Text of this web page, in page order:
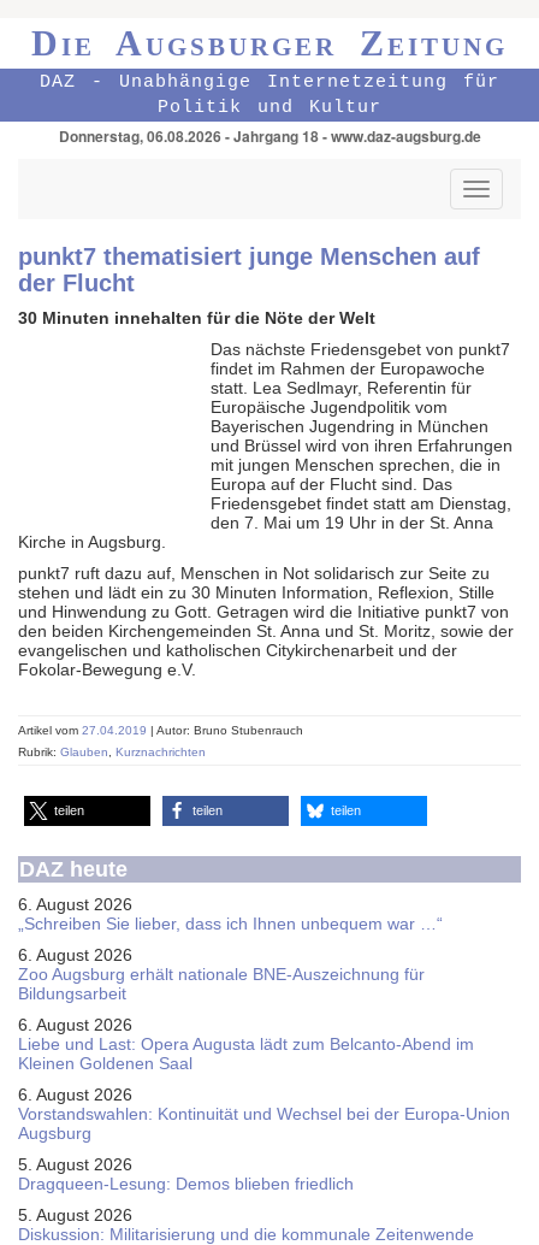
Die Augsburger Zeitung
DAZ - Unabhängige Internetzeitung für
Politik und Kultur
Donnerstag, 06.08.2026 - Jahrgang 18 - www.daz-augsburg.de
Toggle
punkt7 thematisiert junge Menschen auf
der Flucht
30 Minuten innehalten für die Nöte der Welt
Das nächste Friedensgebet von punkt7
findet im Rahmen der Europawoche
statt. Lea Sedlmayr, Referentin für
Europäische Jugendpolitik vom
Bayerischen Jugendring in München
und Brüssel wird von ihren Erfahrungen
mit jungen Menschen sprechen, die in
Europa auf der Flucht sind. Das
Friedensgebet findet statt am Dienstag,
den 7. Mai um 19 Uhr in der St. Anna
Kirche in Augsburg.
punkt7 ruft dazu auf, Menschen in Not solidarisch zur Seite zu
stehen und lädt ein zu 30 Minuten Information, Reflexion, Stille
und Hinwendung zu Gott. Getragen wird die Initiative punkt7 von
den beiden Kirchengemeinden St. Anna und St. Moritz, sowie der
evangelischen und katholischen Citykirchenarbeit und der
Fokolar-Bewegung e.V.
Artikel vom 27.04.2019 | Autor: Bruno Stubenrauch
Rubrik: Glauben Kurznachrichten
teilen teilen teilen
DAZ heute
6. August 2026
„Schreiben Sie lieber, dass ich Ihnen unbequem war …“
6. August 2026
Zoo Augsburg erhält nationale BNE-Auszeichnung für
Bildungsarbeit
6. August 2026
Liebe und Last: Opera Augusta lädt zum Belcanto-Abend im
Kleinen Goldenen Saal
6. August 2026
Vorstandswahlen: Kontinuität und Wechsel bei der Europa-Union
Augsburg
5. August 2026
Dragqueen-Lesung: Demos blieben friedlich
5. August 2026
Diskussion: Mi­li­ta­ri­sie­rung und die kommunale Zeitenwende